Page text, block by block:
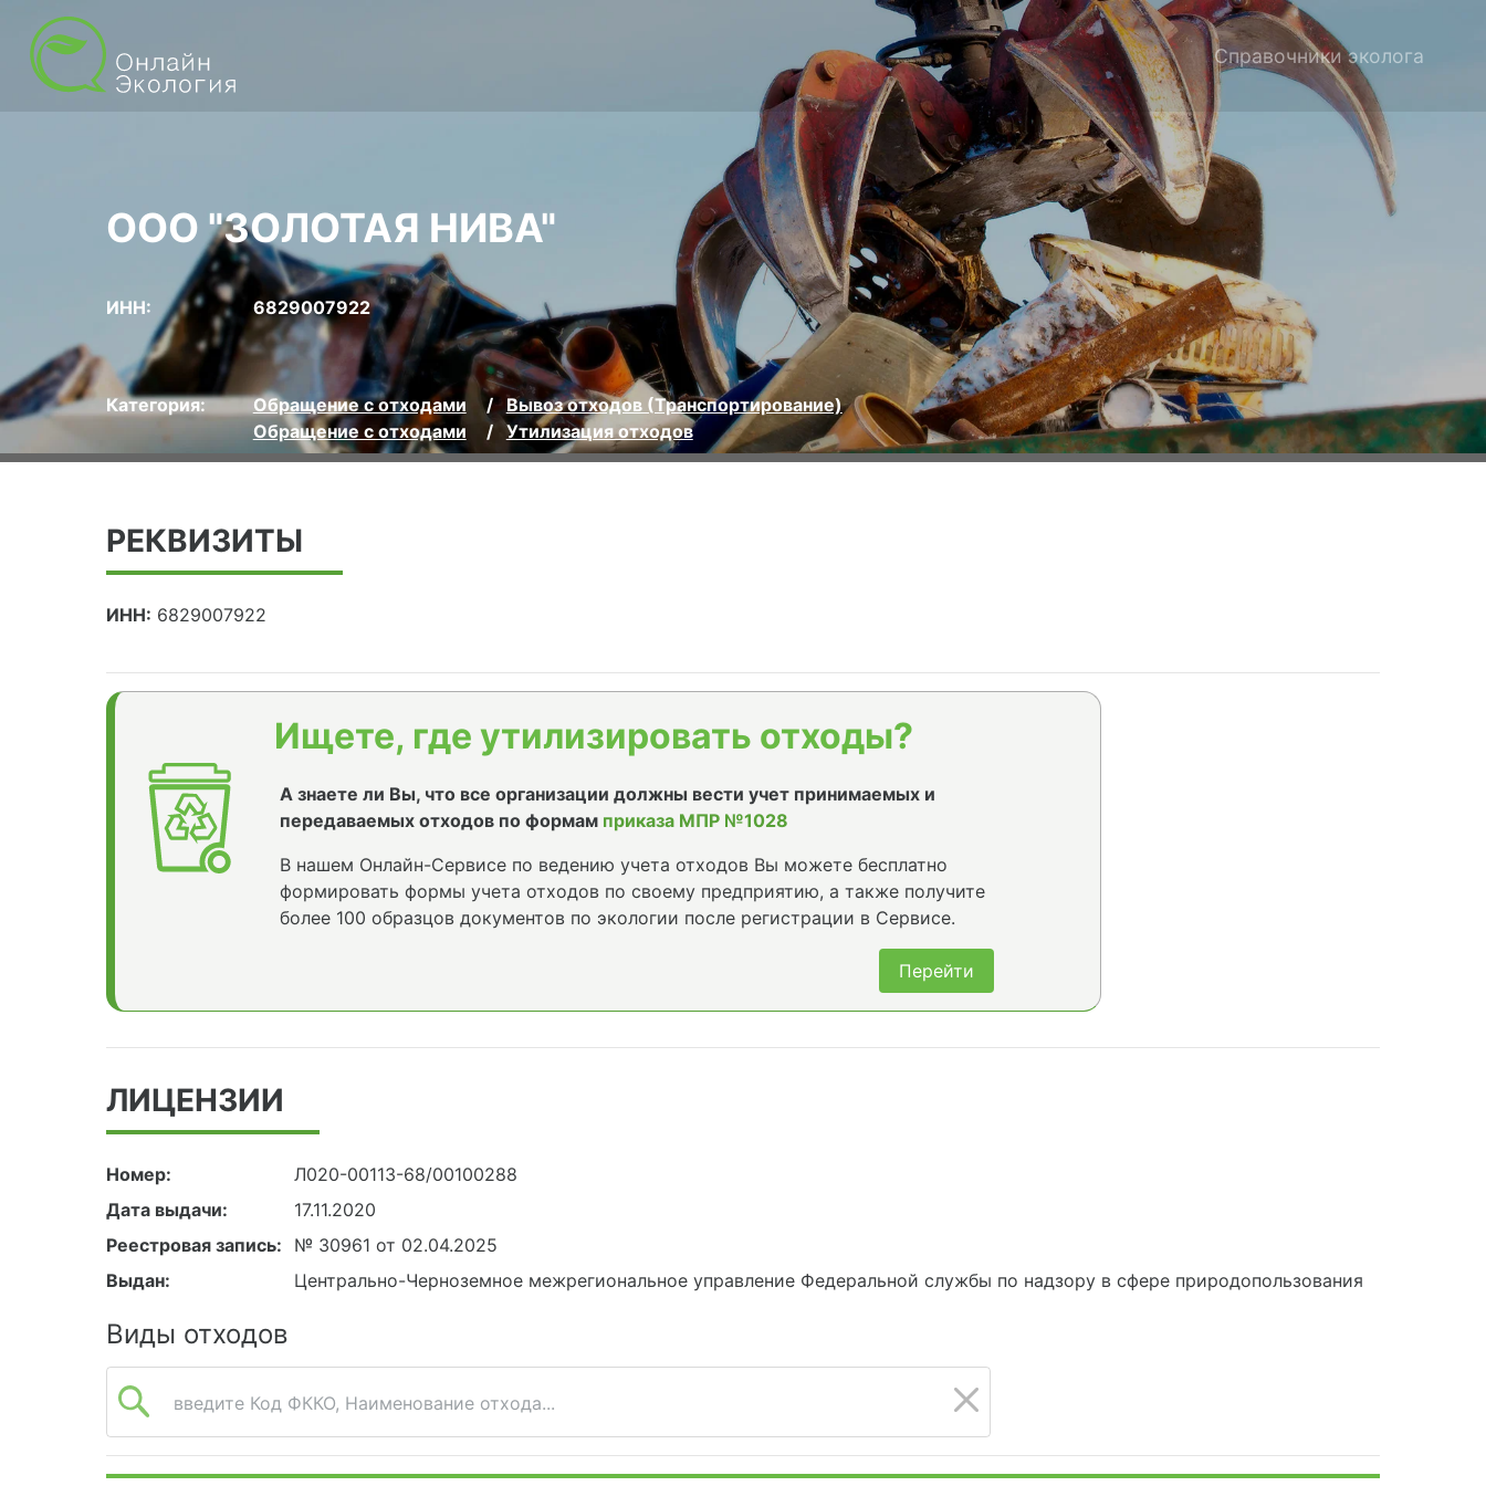
Справочники эколога
ООО "ЗОЛОТАЯ НИВА"
ИНН: 6829007922
Категория: Обращение с отходами
Вывоз отходов (Транспортирование)
Обращение с отходами
Утилизация отходов
РЕКВИЗИТЫ
ИНН: 6829007922
Ищете, где утилизировать отходы?
А знаете ли Вы, что все организации должны вести учет принимаемых и
передаваемых отходов по формам приказа МПР №1028
В нашем Онлайн-Сервисе по ведению учета отходов Вы можете бесплатно
формировать формы учета отходов по своему предприятию, а также получите
более 100 образцов документов по экологии после регистрации в Сервисе.
Перейти
ЛИЦЕНЗИИ
Номер:
Л020-00113-68/00100288
Дата выдачи:
17.11.2020
Реестровая запись:
№ 30961 от 02.04.2025
Выдан:
Центрально-Черноземное межрегиональное управление Федеральной службы по надзору в сфере природопользования
Виды отходов
введите Код ФККО, Наименование отхода...